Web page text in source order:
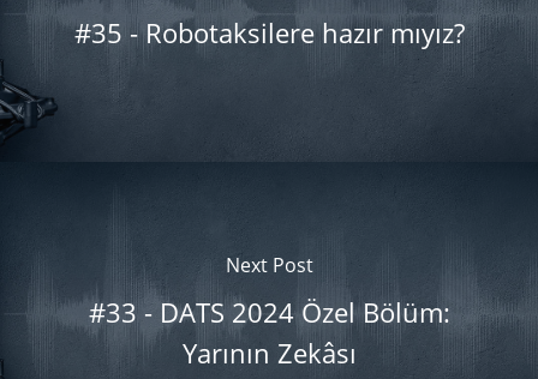
#35 - Robotaksilere hazır mıyız?
Next Post
#33 - DATS 2024 Özel Bölüm:
Yarının Zekâsı